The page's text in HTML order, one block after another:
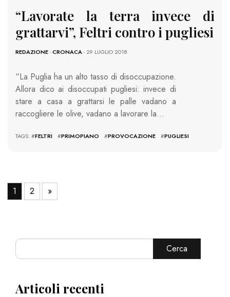
“Lavorate la terra invece di
grattarvi”, Feltri contro i pugliesi
REDAZIONE-CRONACA- 29 LUGLIO 2018
“La Puglia ha un alto tasso di disoccupazione.
Allora dico ai disoccupati pugliesi: invece di
stare a casa a grattarsi le palle vadano a
raccogliere le olive, vadano a lavorare la…
TAGS: #FELTRI #PRIMOPIANO #PROVOCAZIONE #PUGLIESI
1 2 »
Cerca
Articoli recenti